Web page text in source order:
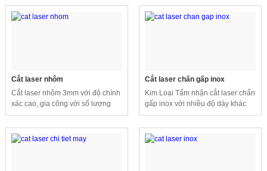
Cắt laser nhôm
Cắt laser nhôm 3mm với độ chính
xác cao, gia công với số lượng
lớn theo nhu cầu của khách hàng.
Cắt laser chấn gấp inox
Kim Loại Tấm nhận cắt laser chấn
gấp inox với nhiều độ dày khác
nhau với số lượng lớn.